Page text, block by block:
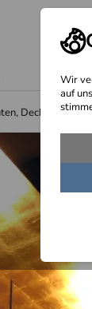
Wir
auf